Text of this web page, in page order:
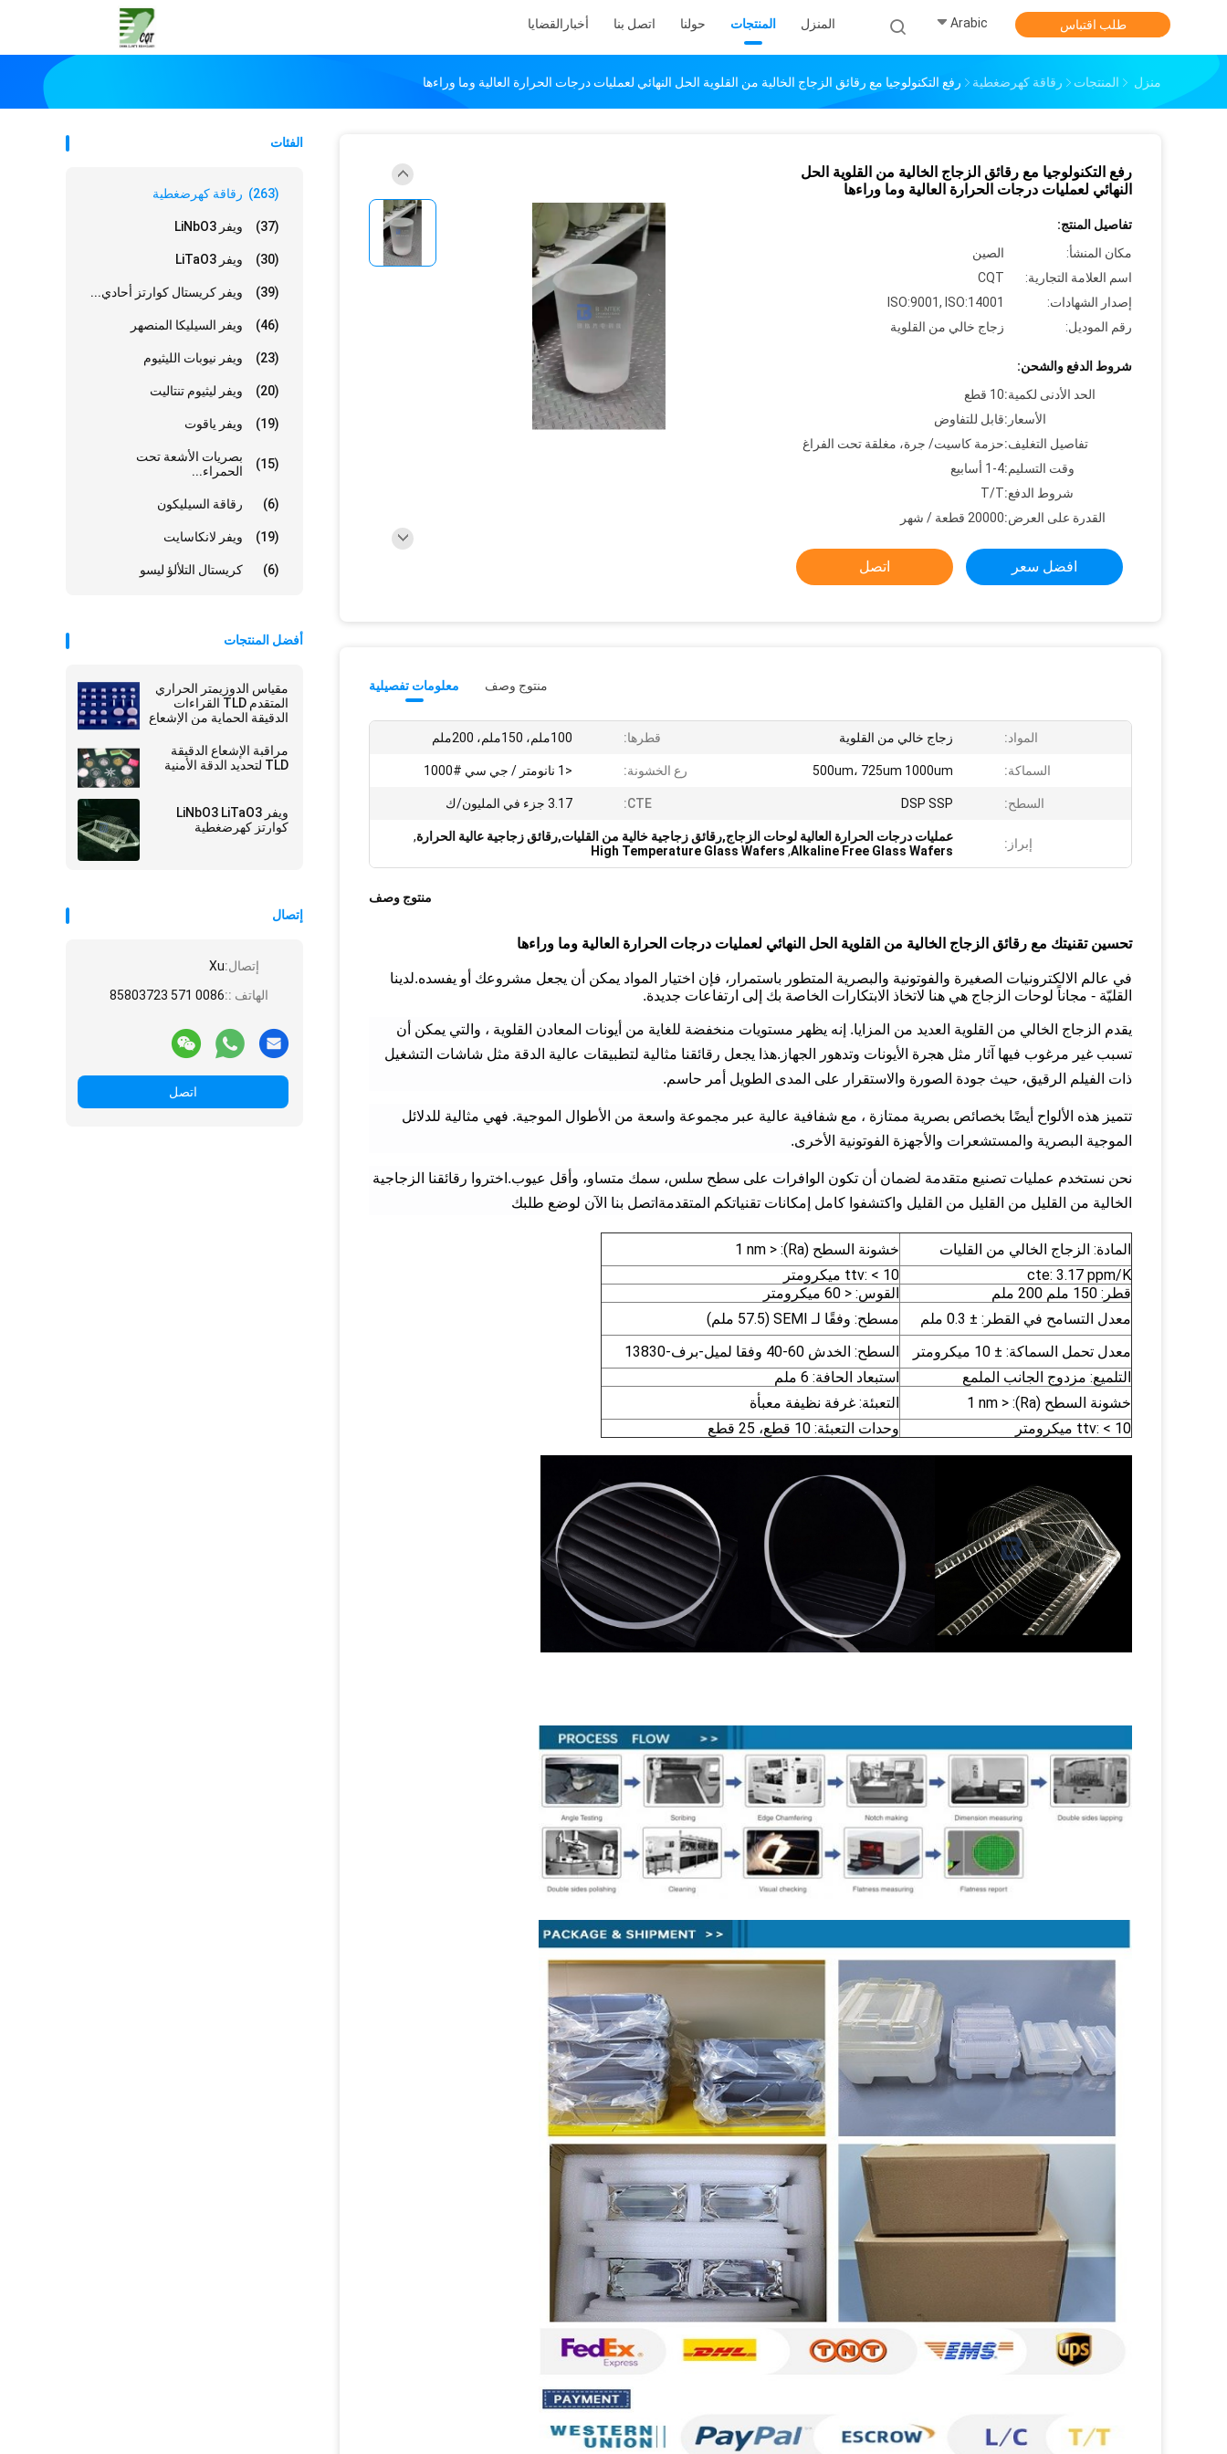
المنزل المنتجات حولنا اتصل بنا أخبار القضايا Arabic طلب اقتباس
منزل المنتجات رقاقة كهرضغطية رفع التكنولوجيا مع رقائق الزجاج الخالية من القلوية الحل النهائي لعمليات درجات الحرارة العالية وما وراءها
الفئات
رقاقة كهرضغطية (263)
ويفر LiNbO3 (37)
ويفر LiTaO3 (30)
ويفر كريستال كوارتز أحادي... (39)
ويفر السيليكا المنصهر (46)
ويفر نيوبات الليثيوم (23)
ويفر ليثيوم تنتاليت (20)
ويفر ياقوت (19)
بصريات الأشعة تحت
الحمراء...
(15)
رقاقة السيليكون (6)
ويفر لانكاسايت (19)
كريستال التلألؤ ليسو (6)
أفضل المنتجات
مقياس الدوزيمتر الحراري
المتقدم TLD القراءات
الدقيقة الحماية من الإشعاع
مراقبة الإشعاع الدقيقة
TLD لتحديد الدقة الأمنية
ويفر LiNbO3 LiTaO3
كوارتز كهرضغطية
إتصال
إتصال:Xu
الهاتف ::0086 571 85803723
اتصل
رفع التكنولوجيا مع رقائق الزجاج الخالية من القلوية الحل
النهائي لعمليات درجات الحرارة العالية وما وراءها
تفاصيل المنتج:
مكان المنشأ:
الصين
اسم العلامة التجارية:
CQT
إصدار الشهادات:
ISO:9001, ISO:14001
رقم الموديل:
زجاج خالي من القلوية
شروط الدفع والشحن:
الحد الأدنى لكمية:10 قطع
الأسعار:قابل للتفاوض
تفاصيل التغليف:حزمة كاسيت/ جرة، مغلقة تحت الفراغ
وقت التسليم:1-4 أسابيع
شروط الدفع:T/T
القدرة على العرض:20000 قطعة / شهر
افضل سعر اتصل
معلومات تفصيلية منتوج وصف
المواد: زجاج خالي من القلوية قطرها: 100ملم، 150ملم، 200ملم
السماكة: 500um، 725um 1000um رع الخشونة: <1 نانومتر / جي سي #1000
السطح: DSP SSP
CTE: 3.17 جزء في المليون/ك
إبراز: عمليات درجات الحرارة العالية لوحات الزجاج,رقائق زجاجية خالية من القليات,رقائق زجاجية عالية الحرارة,
Alkaline Free Glass Wafers
,
High Temperature Glass Wafers
منتوج وصف
تحسين تقنيتك مع رقائق الزجاج الخالية من القلوية الحل النهائي لعمليات درجات الحرارة العالية وما وراءها
في عالم الالكترونيات الصغيرة والفوتونية والبصرية المتطور باستمرار، فإن اختيار المواد يمكن أن يجعل مشروعك أو يفسده.لدينا
القليّة - مجاناً لوحات الزجاج هي هنا لاتخاذ الابتكارات الخاصة بك إلى ارتفاعات جديدة.
يقدم الزجاج الخالي من القلوية العديد من المزايا. إنه يظهر مستويات منخفضة للغاية من أيونات المعادن القلوية ، والتي يمكن أن
تسبب غير مرغوب فيها آثار مثل هجرة الأيونات وتدهور الجهاز.هذا يجعل رقائقنا مثالية لتطبيقات عالية الدقة مثل شاشات التشغيل
ذات الفيلم الرقيق، حيث جودة الصورة والاستقرار على المدى الطويل أمر حاسم.
تتميز هذه الألواح أيضًا بخصائص بصرية ممتازة ، مع شفافية عالية عبر مجموعة واسعة من الأطوال الموجية. فهي مثالية للدلائل
الموجية البصرية والمستشعرات والأجهزة الفوتونية الأخرى.
نحن نستخدم عمليات تصنيع متقدمة لضمان أن تكون الوافرات على سطح سلس، سمك متساو، وأقل عيوب.اختروا رقائقنا الزجاجية
الخالية من القليل من القليل من القليل واكتشفوا كامل إمكانات تقنياتكم المتقدمةاتصل بنا الآن لوضع طلبك
المادة: الزجاج الخالي من القليات
خشونة السطح (Ra): < 1 nm
cte: 3.17 ppm/K
ttv: < 10 ميكرومتر
قطر: 150 ملم 200 ملم
القوس: < 60 ميكرومتر
معدل التسامح في القطر: ± 0.3 ملم
مسطح: وفقًا لـ SEMI (57.5 ملم)
معدل تحمل السماكة: ± 10 ميكرومتر
السطح: الخدش 60-40 وفقا لميل-برف-13830
التلميع: مزدوج الجانب الملمع
استبعاد الحافة: 6 ملم
خشونة السطح (Ra): < 1 nm
التعبئة: غرفة نظيفة معبأة
ttv: < 10 ميكرومتر
وحدات التعبئة: 10 قطع، 25 قطع